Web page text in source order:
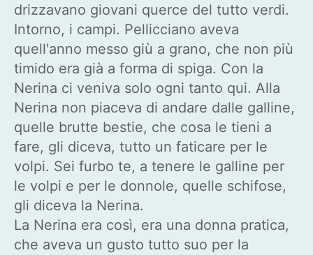
drizzavano giovani querce del tutto verdi.
Intorno, i campi. Pellicciano aveva
quell'anno messo giù a grano, che non più
timido era già a forma di spiga. Con la
Nerina ci veniva solo ogni tanto qui. Alla
Nerina non piaceva di andare dalle galline,
quelle brutte bestie, che cosa le tieni a
fare, gli diceva, tutto un faticare per le
volpi. Sei furbo te, a tenere le galline per
le volpi e per le donnole, quelle schifose,
gli diceva la Nerina.
La Nerina era così, era una donna pratica,
che aveva un gusto tutto suo per la